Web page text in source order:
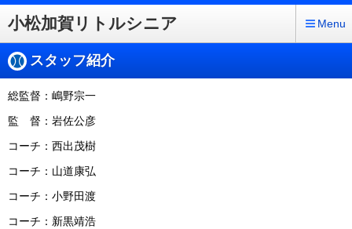
小松加賀リトルシニア Menu
スタッフ紹介
総監督：嶋野宗一
監 督：岩佐公彦
コーチ：西出茂樹
コーチ：山道康弘
コーチ：小野田渡
コーチ：新黒靖浩